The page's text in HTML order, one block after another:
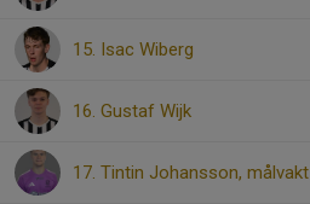
15. Isac Wiberg
16. Gustaf Wijk
17. Tintin Johansson, målvakt